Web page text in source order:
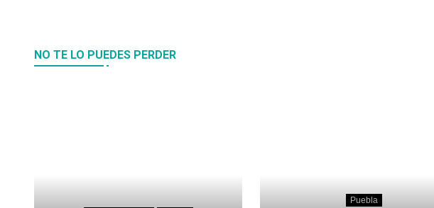
NO TE LO PUEDES PERDER
Puebla